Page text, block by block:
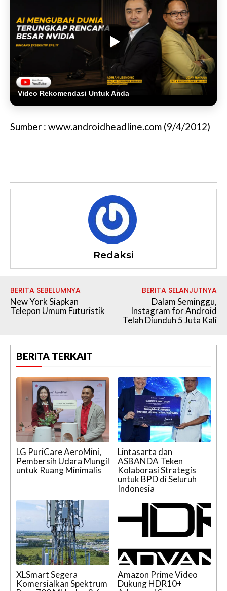
Video Rekomendasi Untuk Anda
Sumber : www.androidheadline.com (9/4/2012)
Redaksi
BERITA SEBELUMNYA
New York Siapkan
Telepon Umum Futuristik
BERITA SELANJUTNYA
Dalam Seminggu,
Instagram for Android
Telah Diunduh 5 Juta Kali
BERITA TERKAIT
LG PuriCare AeroMini,
Pembersih Udara Mungil
untuk Ruang Minimalis
Lintasarta dan
ASBANDA Teken
Kolaborasi Strategis
untuk BPD di Seluruh
Indonesia
XLSmart Segera
Komersialkan Spektrum
Amazon Prime Video
Dukung HDR10+